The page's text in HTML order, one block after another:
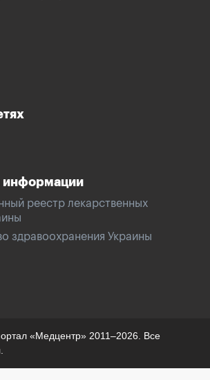
информации
реестр лекарственных
здравоохранения Украины
«Медцентр» 2011–2026. Все